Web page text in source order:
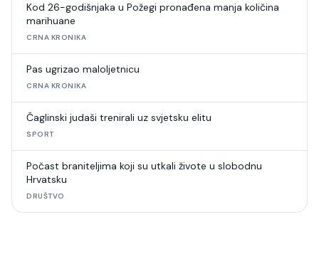
Kod 26-godišnjaka u Požegi pronađena manja količina
marihuane
CRNA KRONIKA
Pas ugrizao maloljetnicu
CRNA KRONIKA
Čaglinski judaši trenirali uz svjetsku elitu
SPORT
Počast braniteljima koji su utkali živote u slobodnu
Hrvatsku
DRUŠTVO